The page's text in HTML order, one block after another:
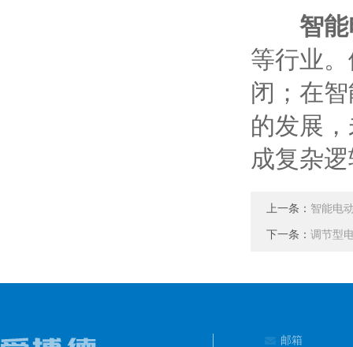
智
等行业
闭；在
的发展
成复杂
上一条： 智能电
下一条： 调节型
邮箱